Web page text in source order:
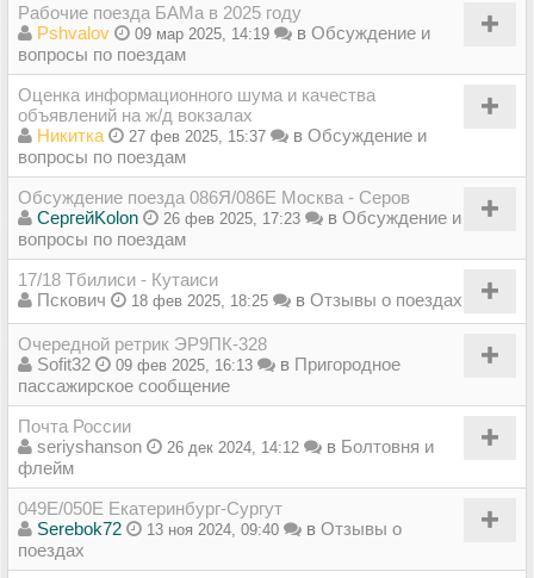
Рабочие поезда БАМа в 2025 году
Pshvalov
09 мар 2025, 14:19 в Обсуждение и
вопросы по поездам
Оценка информационного шума и качества
объявлений на ж/д вокзалах
Никитка
27 фев 2025, 15:37 в Обсуждение и
вопросы по поездам
Обсуждение поезда 086Я/086Е Москва - Серов
СергейKolon
26 фев 2025, 17:23 в Обсуждение и
вопросы по поездам
17/18 Тбилиси - Кутаиси
Пскович
18 фев 2025, 18:25 в Отзывы о поездах
Очередной ретрик ЭР9ПК-328
Sofit32
09 фев 2025, 16:13 в Пригородное
пассажирское сообщение
Почта России
seriyshanson
26 дек 2024, 14:12 в Болтовня и
флейм
049Е/050Е Екатеринбург-Сургут
Serebok72
13 ноя 2024, 09:40 в Отзывы о
поездах